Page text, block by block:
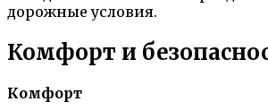
дорожные условия.
Комфорт и
Комфорт